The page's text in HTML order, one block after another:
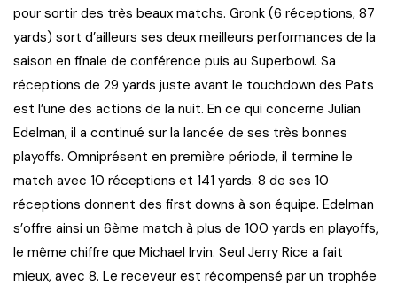
pour sortir des très beaux matchs. Gronk (6 réceptions, 87
yards) sort d’ailleurs ses deux meilleurs performances de la
saison en finale de conférence puis au Superbowl. Sa
réceptions de 29 yards juste avant le touchdown des Pats
est l’une des actions de la nuit. En ce qui concerne Julian
Edelman, il a continué sur la lancée de ses très bonnes
playoffs. Omniprésent en première période, il termine le
match avec 10 réceptions et 141 yards. 8 de ses 10
réceptions donnent des first downs à son équipe. Edelman
s’offre ainsi un 6ème match à plus de 100 yards en playoffs,
le même chiffre que Michael Irvin. Seul Jerry Rice a fait
mieux, avec 8. Le receveur est récompensé par un trophée